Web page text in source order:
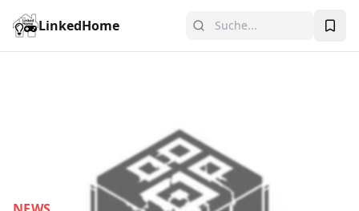
LinkedHome